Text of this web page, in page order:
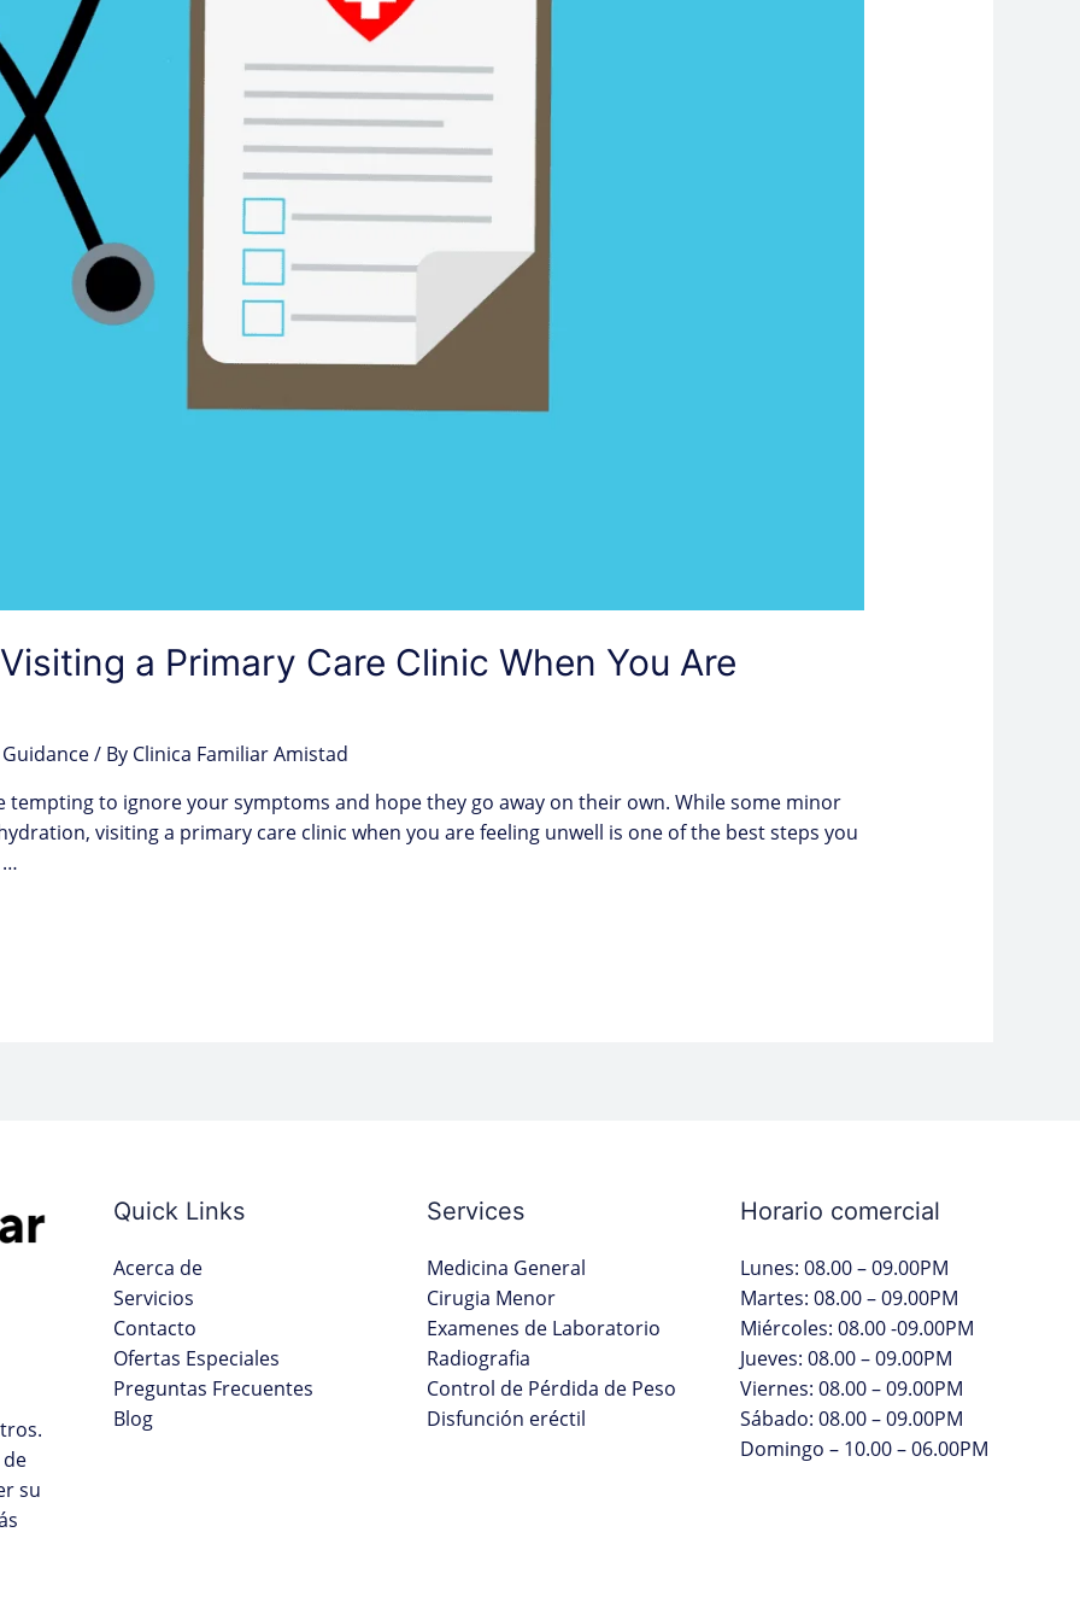
a Primary Care Clinic When You Are
/ By Clinica Familiar Amistad
tempting to ignore your symptoms and hope they go away on their own. While some minor
visiting a primary care clinic when you are feeling unwell is one of the best steps you
…
su
Quick Links
Acerca de
Servicios
Contacto
Ofertas Especiales
Preguntas Frecuentes
Blog
Services
Medicina General
Cirugia Menor
Examenes de Laboratorio
Radiografia
Control de Pérdida de Peso
Disfunción eréctil
Horario comercial
Lunes: 08.00 – 09.00PM
Martes: 08.00 – 09.00PM
Miércoles: 08.00 -09.00PM
Jueves: 08.00 – 09.00PM
Viernes: 08.00 – 09.00PM
Sábado: 08.00 – 09.00PM
Domingo – 10.00 – 06.00PM